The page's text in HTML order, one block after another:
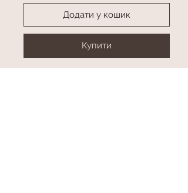
Додати у кошик
Купити